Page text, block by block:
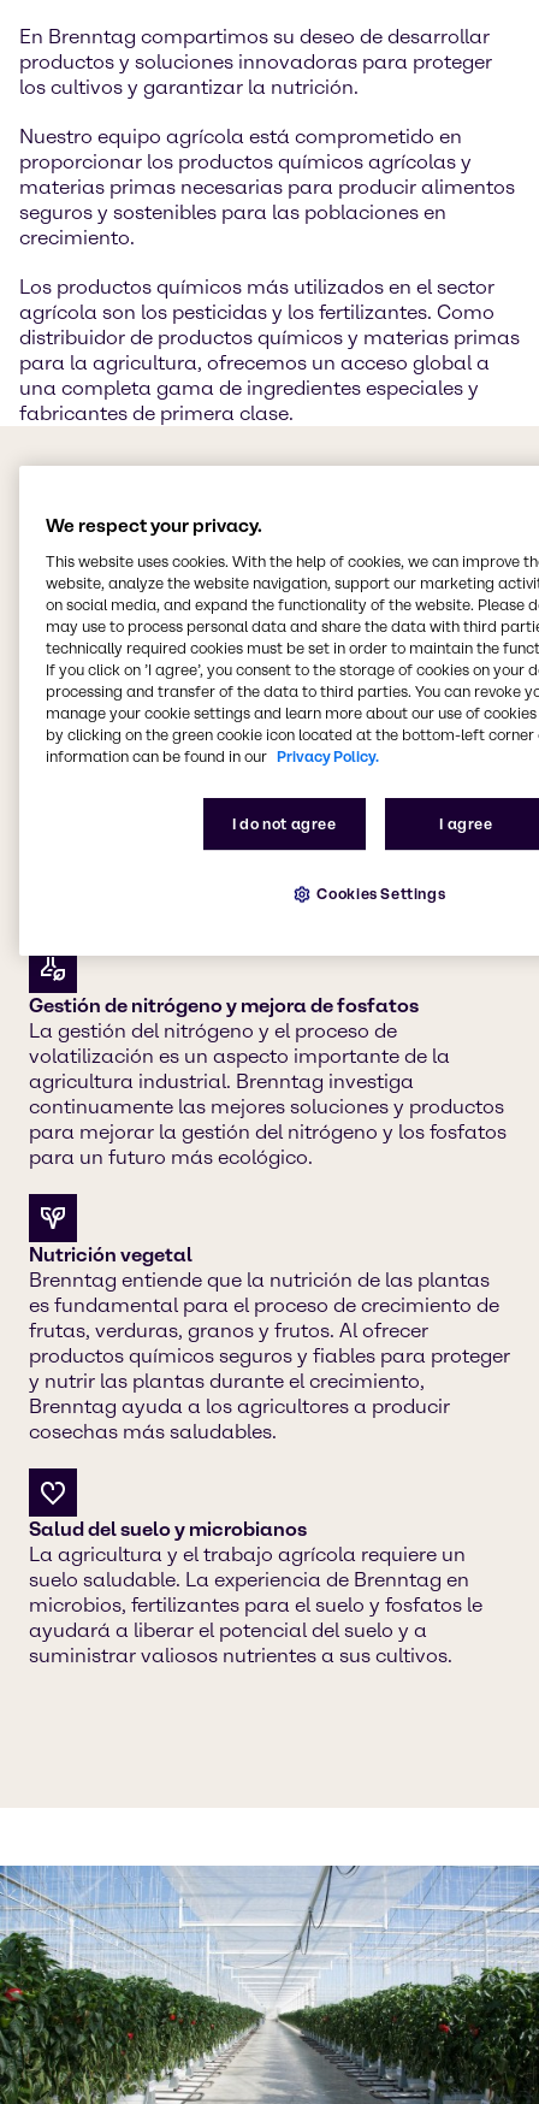
En Brenntag compartimos su deseo de desarrollar
productos y soluciones innovadoras para proteger
los cultivos y garantizar la nutrición.
Nuestro equipo agrícola está comprometido en
proporcionar los productos químicos agrícolas y
materias primas necesarias para producir alimentos
seguros y sostenibles para las poblaciones en
crecimiento.
Los productos químicos más utilizados en el sector
agrícola son los pesticidas y los fertilizantes. Como
distribuidor de productos químicos y materias primas
para la agricultura, ofrecemos un acceso global a
una completa gama de ingredientes especiales y
fabricantes de primera clase.
Ofrecemos productos
químicos agrícolas a
cuatro segmentos de
mercado principales:
Protección de cultivos y adyuvantes
agricultores industriales. Brenntag le ayuda a
mantener sus cultivos agrícolas gracias a
soluciones químicas fiables que los protegen de las
plagas y las enfermedades de las plantas.
Gestión de nitrógeno y mejora de fosfatos
La gestión del nitrógeno y el proceso de
volatilización es un aspecto importante de la
agricultura industrial. Brenntag investiga
continuamente las mejores soluciones y productos
para mejorar la gestión del nitrógeno y los fosfatos
para un futuro más ecológico.
Nutrición vegetal
Brenntag entiende que la nutrición de las plantas
es fundamental para el proceso de crecimiento de
frutas, verduras, granos y frutos. Al ofrecer
productos químicos seguros y fiables para proteger
y nutrir las plantas durante el crecimiento,
Brenntag ayuda a los agricultores a producir
cosechas más saludables.
Salud del suelo y microbianos
La agricultura y el trabajo agrícola requiere un
suelo saludable. La experiencia de Brenntag en
microbios, fertilizantes para el suelo y fosfatos le
ayudará a liberar el potencial del suelo y a
suministrar valiosos nutrientes a sus cultivos.
We respect your privacy.
This website uses cookies. With the help of cookies, we can improve
website, analyze the website navigation, support our marketing
on social media, and expand the functionality of the website. Please
may use to process personal data and share the data with third
technically required cookies must be set in order to maintain the
If you click on ’I agree’, you consent to the storage of cookies on your
processing and transfer of the data to third parties. You can revoke
manage your cookie settings and learn more about our use of cookies
by clicking on the green cookie icon located at the bottom-left corner
information can be found in our Privacy Policy.
I do not agree I agree
Cookies Settings